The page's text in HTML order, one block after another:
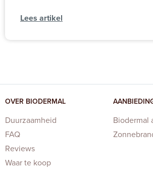
Lees artikel
OVER BIODERMAL
Duurzaamheid
FAQ
Reviews
Waar te koop
Biodermal